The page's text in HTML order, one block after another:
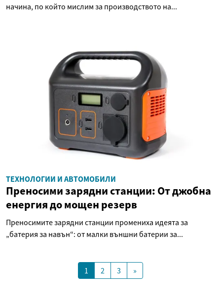
начина, по който мислим за производството на...
ТЕХНОЛОГИИ И АВТОМОБИЛИ
Преносими зарядни станции: От джобна
енергия до мощен резерв
Преносимите зарядни станции промениха идеята за
„батерия за навън“: от малки външни батерии за...
1 2 3 »